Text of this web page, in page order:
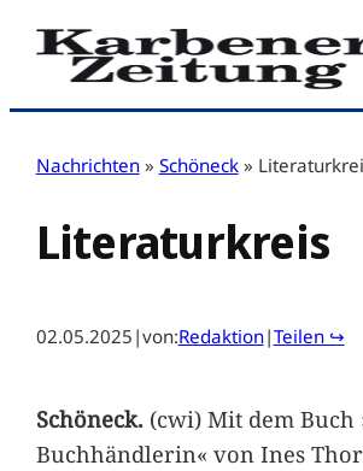
Zum
Inhalt
Nachrichten » Schöneck »
Literaturkreis
02.05.2025 |von:Redaktion|Teilen ↪
Schöneck.(cwi) Mit dem Buch
Buchhändlerin« von Ines